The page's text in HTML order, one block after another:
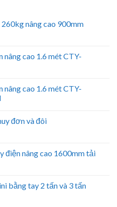
nâng cao 900mm
nâng cao 1.6 mét CTY-
nâng cao 1.6 mét CTY-
đơn và đôi
điện nâng cao 1600mm tải
bằng tay 2 tấn và 3 tấn